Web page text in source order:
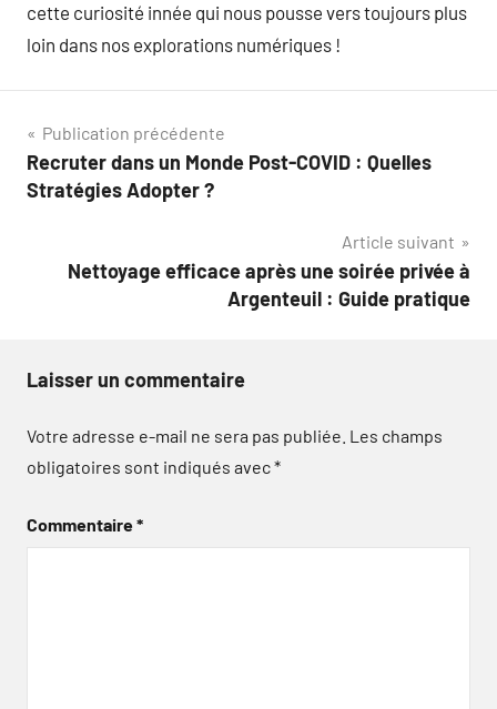
cette curiosité innée qui nous pousse vers toujours plus
loin dans nos explorations numériques !
Navigation
de
Publication précédente
Recruter dans un Monde Post-COVID : Quelles
Stratégies Adopter ?
Article suivant
Nettoyage efficace après une soirée privée à
Argenteuil : Guide pratique
Laisser un commentaire
Votre adresse e-mail ne sera pas publiée. Les champs
obligatoires sont indiqués avec*
Commentaire*